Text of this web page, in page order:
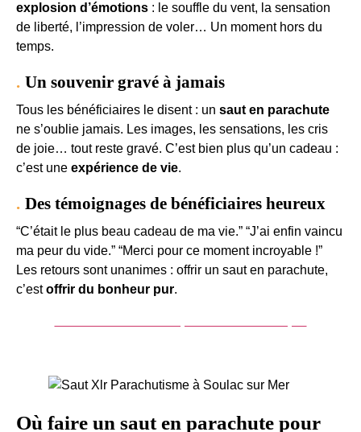
explosion d’émotions : le souffle du vent, la sensation
de liberté, l’impression de voler… Un moment hors du
temps.
Un souvenir gravé à jamais
Tous les bénéficiaires le disent : un saut en parachute
ne s’oublie jamais. Les images, les sensations, les cris
de joie… tout reste gravé. C’est bien plus qu’un cadeau :
c’est une expérience de vie.
Des témoignages de bénéficiaires heureux
“C’était le plus beau cadeau de ma vie.” “J’ai enfin vaincu
ma peur du vide.” “Merci pour ce moment incroyable !”
Les retours sont unanimes : offrir un saut en parachute,
c’estoffrir du bonheur pur.
Où faire un saut en parachute pour